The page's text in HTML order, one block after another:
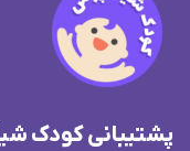
پشتیبانی کودک